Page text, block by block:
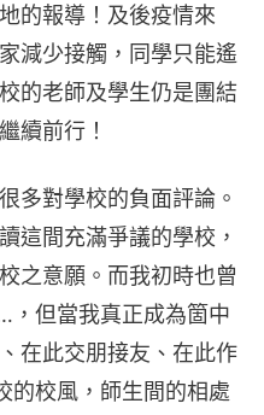
的報導！及後疫情來
減少接觸，同學只能遙
的老師及學生仍是團結
續前行！
多對學校的負面評論。
這間充滿爭議的學校，
之意願。而我初時也曾
但當我真正成為箇中
在此交朋接友、在此作
校風，師生間的相處